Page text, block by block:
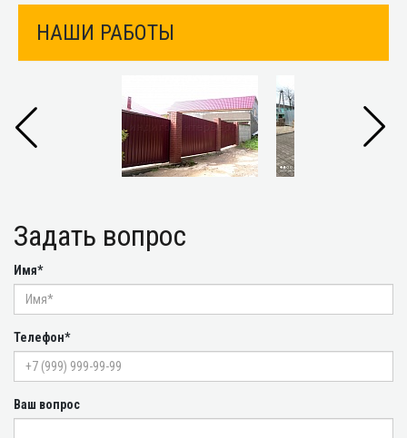
НАШИ РАБОТЫ
Задать вопрос
Имя*
Телефон*
Ваш вопрос